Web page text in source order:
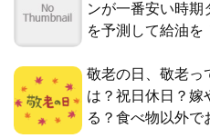
ンが一番安い時期
を予測して給油を
敬老の日、敬老っ
は？祝日休日？嫁
る？食べ物以外で